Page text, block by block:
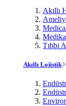
Akıllı
Tıbbi
Akıllı Lojistik